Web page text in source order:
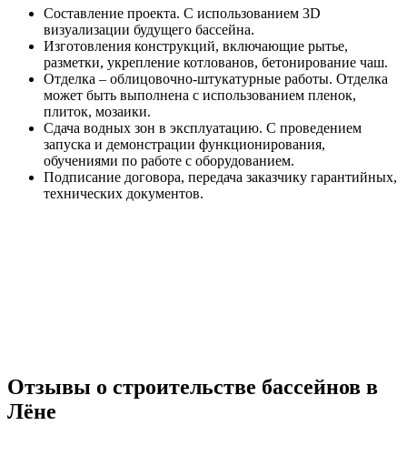
Составление проекта. С использованием 3D
визуализации будущего бассейна.
Изготовления конструкций, включающие рытье,
разметки, укрепление котлованов, бетонирование чаш.
Отделка – облицовочно-штукатурные работы. Отделка
может быть выполнена с использованием пленок,
плиток, мозаики.
Сдача водных зон в эксплуатацию. С проведением
запуска и демонстрации функционирования,
обучениями по работе с оборудованием.
Подписание договора, передача заказчику гарантийных,
технических документов.
Отзывы о строительстве бассейнов в
Лёне